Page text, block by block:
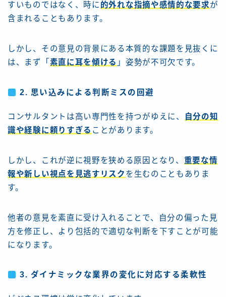
すいものではなく、時に 的外れな指摘や感情的な要求が
含まれることもあります。
しかし、その意見の背景にある本質的な課題を見抜くに
は、まず「 素直に耳を傾ける 」姿勢が不可欠です。
2. 思い込みによる判断ミスの回避
コンサルタントは高い専門性を持つがゆえに、
自分の知
識や経験に頼りすぎる ことがあります。
しかし、これが逆に視野を狭める原因となり、 重要な情
報や新しい視点を見逃すリスク を生むのこともありま
す。
他者の意見を素直に受け入れることで、自分の偏った見
方を修正し、より包括的で適切な判断を下すことが可能
になります。
3. ダイナミックな業界の変化に対応する柔軟性